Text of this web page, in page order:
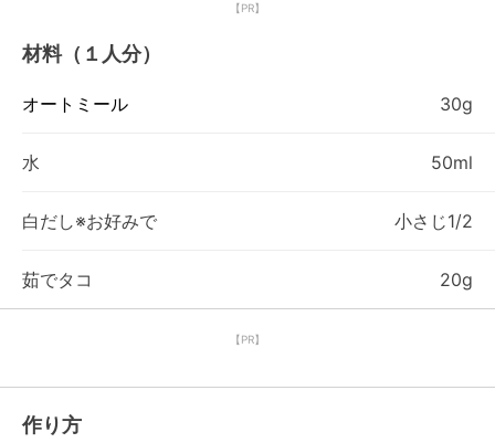
【PR】
材料（１人分）
オートミール 30g
水 50ml
白だし※お好みで 小さじ1/2
茹でタコ 20g
【PR】
作り方